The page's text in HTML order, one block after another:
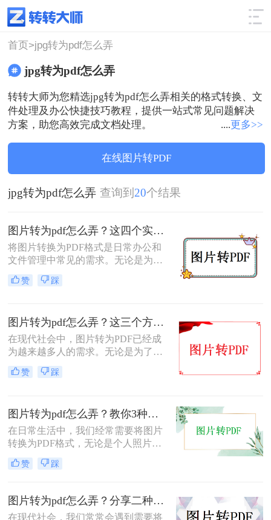
使用技巧 筛选
首页>jpg转为pdf怎么弄
jpg转为pdf怎么弄
转转大师为您精选jpg转为pdf怎么弄相关的格式转换、文
件处理及办公快捷技巧教程，提供一站式常见问题解决
方案，助您高效完成文档处理。
....更多>>
在线图片转PDF
jpg转为pdf怎么弄 查询到 20个结果
图片转为pdf怎么弄？这四个实用指南收好！
将图片转换为PDF格式是日常办公和
文件管理中常见的需求。无论是为了
方便查阅、节省存储空间，还是为了
保持文件的一致性，图片转PDF都是
转换为PDF的方法。
赞 踩
图片转为pdf怎么弄？这三个方法轻松搞定！
在现代社会中，图片转为PDF已经成
为越来越多人的需求。无论是为了文
件整理，还是为了方便分享和查看，
将图片转为PDF格式都是一种非常便
赞 踩
图片转为pdf怎么弄？教你3种常用转换方法！
在日常生活中，我们经常需要将图片
转换为PDF格式，无论是个人照片管
理、证件扫描，还是商业和行政领域
的文档整理、合同协议，这种转换都
全性。那么图片转为pdf怎么弄呢？本
文将介绍三种将图片转换为PDF的方
赞 踩
图片转为pdf怎么弄？分享二种非常高效的转换方法！
在现代社会，我们常常会遇到需要将